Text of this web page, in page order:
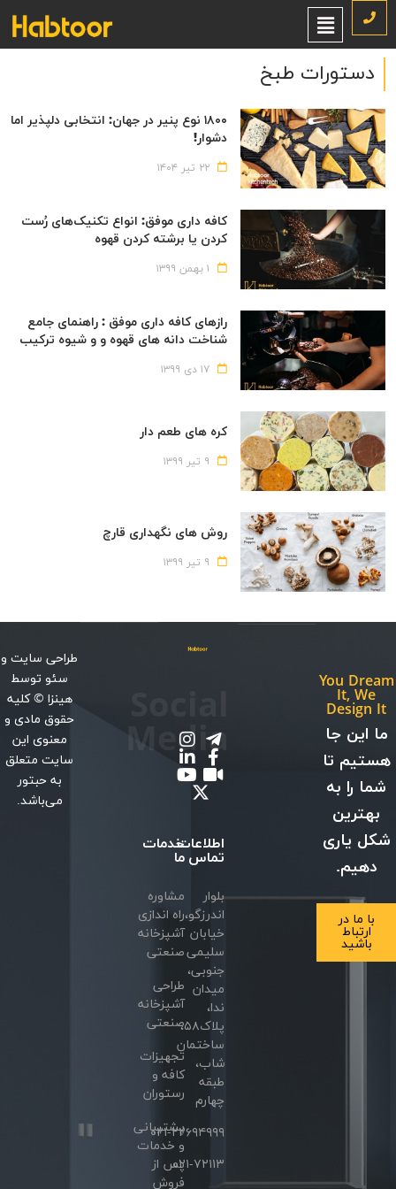
دستورات طبخ
۱۸۰۰ نوع پنیر در جهان: انتخابی دلپذیر اما
دشوار!
کافه داری موفق: انواع تکنیک‌های رُست
کردن یا برشته کردن قهوه
رازهای کافه داری موفق : راهنمای جامع
شناخت دانه های قهوه و و شیوه ترکیب
کره های طعم دار
روش های نگهداری قارچ
You Dream
It, We
Design It
ما این جا
هستیم تا
شما را به
بهترین
شکل یاری
دهیم.
با ما در
ارتباط
باشید
اطلاعات
تماس
بلوار
اندرزگو،
خیابان
سلیمی
جنوبی،
میدان
ندا،
پلاک۵۸،
ساختمان
شاب،
طبقه
چهارم
۰۲۱-۲۲۶۹۴۹۹۹
۰۲۱-۷۲۱۱۳
Media
خدمات
ما
مشاوره
راه اندازی
آشپزخانه
صنعتی
طراحی
آشپزخانه
صنعتی
تجهیزات
کافه و
رستوران
پشتیبانی
و خدمات
پس از
فروش
طراحی سایتو
سئوتوسط
هینزا © کلیه
حقوق مادی و
معنوی این
سایت متعلق
به حبتور
می‌باشد.